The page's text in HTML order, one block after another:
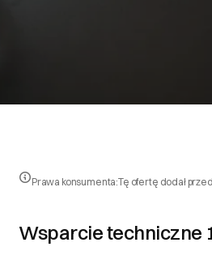
Prawa konsumenta:Tę ofertę dodał
Wsparcie techniczne